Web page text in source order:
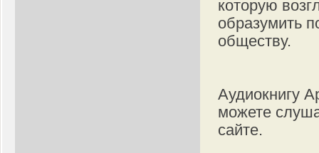
которую
образумить
обществу.
Аудиокнигу
можете
сайте.